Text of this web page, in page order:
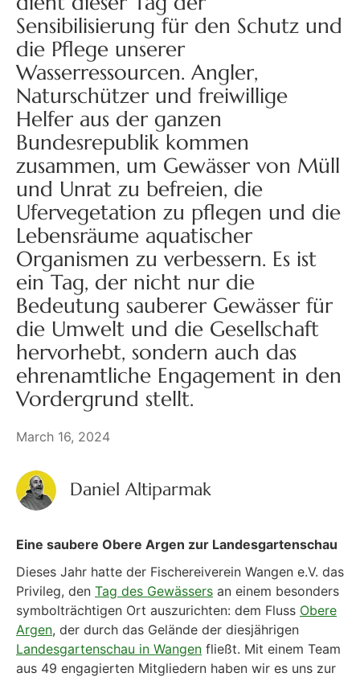
Sensibilisierung für den Schutz und
die Pflege unserer
Wasserressourcen. Angler,
Naturschützer und freiwillige
Helfer aus der ganzen
Bundesrepublik kommen
zusammen, um Gewässer von Müll
und Unrat zu befreien, die
Ufervegetation zu pflegen und die
Lebensräume aquatischer
Organismen zu verbessern. Es ist
ein Tag, der nicht nur die
Bedeutung sauberer Gewässer für
die Umwelt und die Gesellschaft
hervorhebt, sondern auch das
ehrenamtliche Engagement in den
Vordergrund stellt.
March 16, 2024
Daniel Altiparmak
Eine saubere Obere Argen zur Landesgartenschau
Dieses Jahr hatte der Fischereiverein Wangen e.V. das
Privileg, den Tag des Gewässers an einem besonders
symbolträchtigen Ort auszurichten: dem Fluss Obere
Argen, der durch das Gelände der diesjährigen
Landesgartenschau in Wangen fließt. Mit einem Team
aus 49 engagierten Mitgliedern haben wir es uns zur